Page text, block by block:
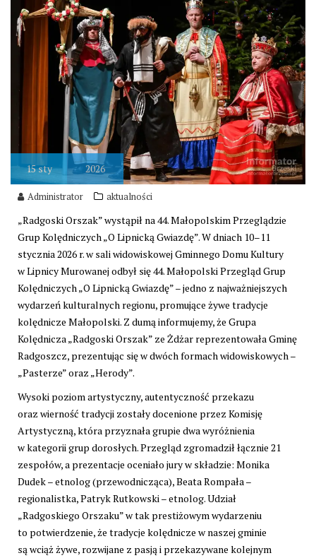
15sty 2026
Administrator aktualności
„Radgoski Orszak” wystąpił na 44. Małopolskim Przeglądzie
Grup Kolędniczych „O Lipnicką Gwiazdę”. W dniach 10–11
stycznia 2026 r. w sali widowiskowej Gminnego Domu Kultury
w Lipnicy Murowanej odbył się 44. Małopolski Przegląd Grup
Kolędniczych „O Lipnicką Gwiazdę” – jedno z najważniejszych
wydarzeń kulturalnych regionu, promujące żywe tradycje
kolędnicze Małopolski. Z dumą informujemy, że Grupa
Kolędnicza „Radgoski Orszak” ze Żdżar reprezentowała Gminę
Radgoszcz, prezentując się w dwóch formach widowiskowych –
„Pasterze” oraz „Herody”.
Wysoki poziom artystyczny, autentyczność przekazu
oraz wierność tradycji zostały docenione przez Komisję
Artystyczną, która przyznała grupie dwa wyróżnienia
w kategorii grup dorosłych. Przegląd zgromadził łącznie 21
zespołów, a prezentacje oceniało jury w składzie: Monika
Dudek – etnolog (przewodnicząca), Beata Rompała –
regionalistka, Patryk Rutkowski – etnolog. Udział
„Radgoskiego Orszaku” w tak prestiżowym wydarzeniu
to potwierdzenie, że tradycje kolędnicze w naszej gminie
są wciąż żywe, rozwijane z pasją i przekazywane kolejnym